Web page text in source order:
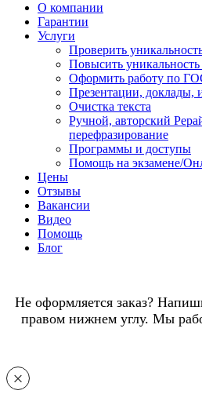
О компании
Гарантии
Услуги
Проверить
Повысить уникальность
Оформить работу по
Презентации, доклады,
Очистка текста
Ручной, авторский
перефразирование
Программы и доступы
Помощь на экзамене/
Цены
Отзывы
Вакансии
Видео
Помощь
Блог
Не оформляется заказ?
правом нижнем углу. Мы